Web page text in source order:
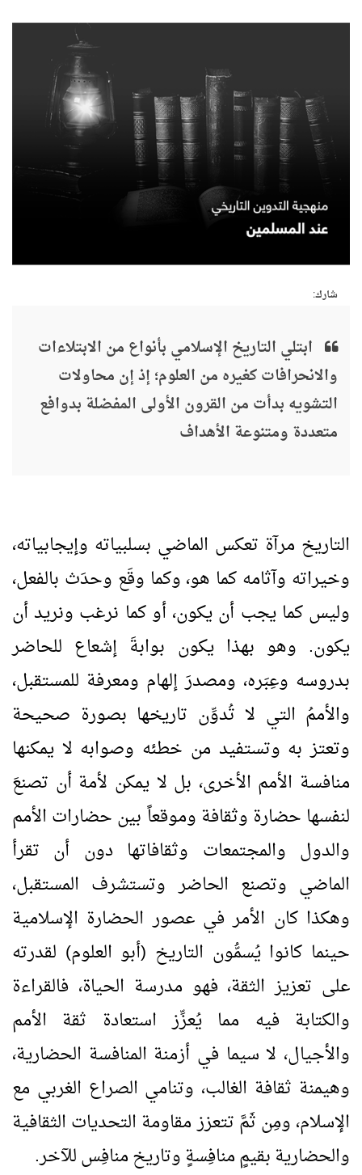
شارك:
ابتلي التاريخ الإسلامي بأنواع من الابتلاءات
والانحرافات كغيره من العلوم؛ إذ إن محاولات
التشويه بدأت من القرون الأولى المفضلة بدوافع
متعددة ومتنوعة الأهداف
التاريخ مرآة تعكس الماضي بسلبياته وإيجابياته،
وخيراته وآثامه كما هو، وكما وقَع وحدَث بالفعل،
وليس كما يجب أن يكون، أو كما نرغب ونريد أن
يكون. وهو بهذا يكون بوابةَ إشعاع للحاضر
بدروسه وعِبَره، ومصدرَ إلهام ومعرفة للمستقبل،
والأممُ التي لا تُدوِّن تاريخها بصورة صحيحة
وتعتز به وتستفيد من خطئه وصوابه لا يمكنها
منافسة الأمم الأخرى، بل لا يمكن لأمة أن تصنعَ
لنفسها حضارة وثقافة وموقعاً بين حضارات الأمم
والدول والمجتمعات وثقافاتها دون أن تقرأ
الماضي وتصنع الحاضر وتستشرف المستقبل،
وهكذا كان الأمر في عصور الحضارة الإسلامية
حينما كانوا يُسمُّون التاريخ (أبو العلوم) لقدرته
على تعزيز الثقة، فهو مدرسة الحياة، فالقراءة
والكتابة فيه مما يُعزِّز استعادة ثقة الأمم
والأجيال، لا سيما في أزمنة المنافسة الحضارية،
وهيمنة ثقافة الغالب، وتنامي الصراع الغربي مع
الإسلام، ومِن ثَمَّ تتعزز مقاومة التحديات الثقافية
والحضارية بقيمٍ منافِسةٍ وتاريخ منافِس للآخر.